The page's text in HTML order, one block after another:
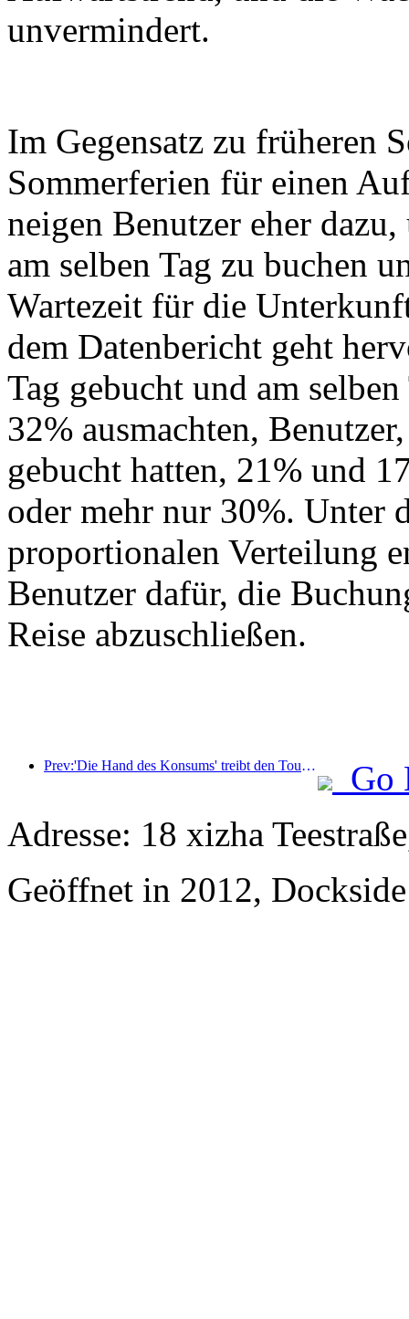
unvermindert.
Im Gegensatz zu früheren
Sommerferien für einen
neigen Benutzer eher
am selben Tag zu buchen
Wartezeit für die
dem Datenbericht geht
Tag gebucht und am
32% ausmachten,
gebucht hatten, 21% und
oder mehr nur 30%. Unter
proportionalen Verteilung
Benutzer dafür, die
Reise abzuschließen.
Prev:'Die Hand des Konsums' treibt den Tourismus an
Go
Adresse: 18 xizha
Geöffnet in 2012,